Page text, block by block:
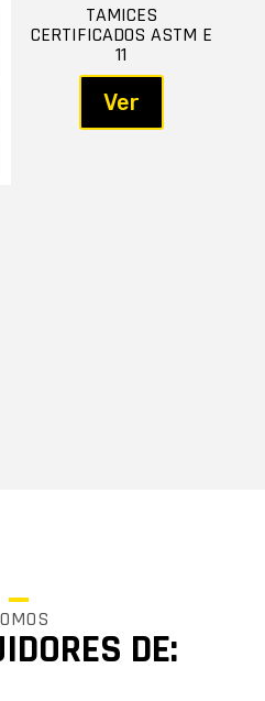
TAMICES
CERTIFICADOS ASTM E
11
Ver
DE: